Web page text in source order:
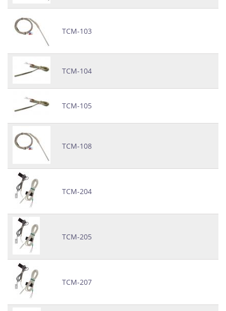
ТСМ-103
ТСМ-104
ТСМ-105
ТСМ-108
ТСМ-204
ТСМ-205
ТСМ-207